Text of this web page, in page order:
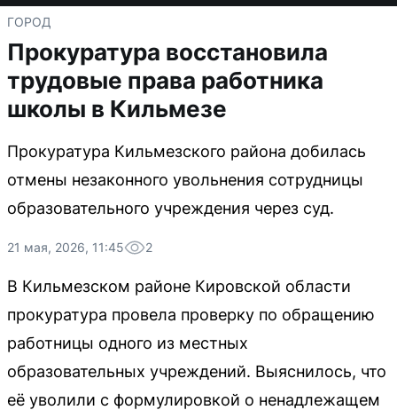
ГОРОД
Прокуратура восстановила
трудовые права работника
школы в Кильмезе
Прокуратура Кильмезского района добилась
отмены незаконного увольнения сотрудницы
образовательного учреждения через суд.
21 мая, 2026, 11:45 2
В Кильмезском районе Кировской области
прокуратура провела проверку по обращению
работницы одного из местных
образовательных учреждений. Выяснилось, что
её уволили с формулировкой о ненадлежащем